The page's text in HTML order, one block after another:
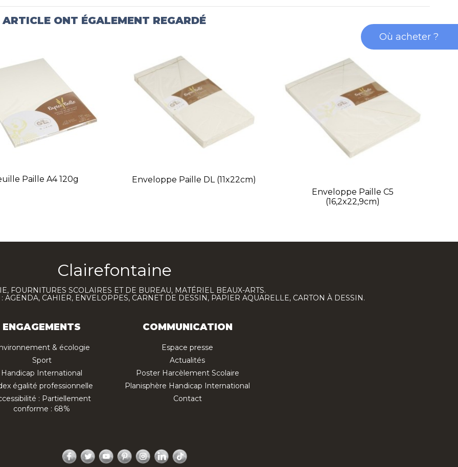
ONT ÉGALEMENT REGARDÉ
Paille A4 120g
Enveloppe Paille DL (11x22cm)
Enveloppe Paille C5
(16,2x22,9cm)
Clairefontaine
FOURNITURES SCOLAIRES ET DE BUREAU, MATÉRIEL BEAUX-ARTS.
AGENDA, CAHIER, ENVELOPPES, CARNET DE DESSIN, PAPIER AQUARELLE, CARTON À DESSIN.
ENGAGEMENTS
& écologie
Sport
Handicap International
égalité professionnelle
: Partiellement
conforme : 68%
COMMUNICATION
Espace presse
Actualités
Poster Harcèlement Scolaire
Planisphère Handicap International
Contact
Facebook
TwitterYouTubePinterestInstagram
LinkedIn
Où acheter ?